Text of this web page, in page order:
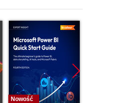
Nowość